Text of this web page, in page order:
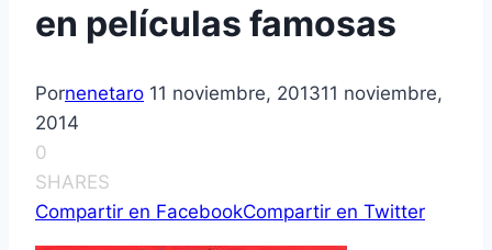
en películas famosas
Pornenetaro 11 noviembre, 201311 noviembre,
2014
0
SHARES
Compartir en FacebookCompartir en Twitter